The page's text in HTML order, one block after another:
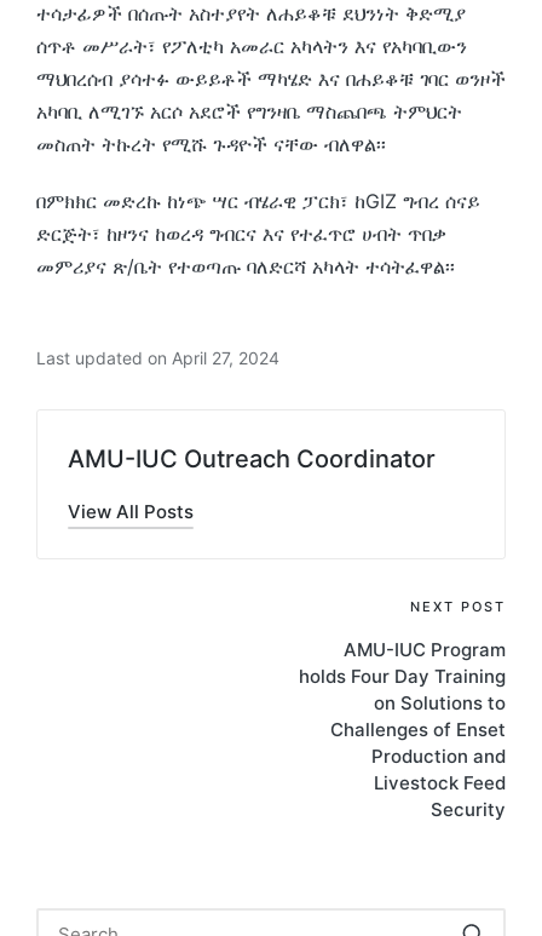
ተሳታፊዎች በሰጡት አስተያየት ለሐይቆቹ ደህንነት ቅድሚያ
ሰጥቶ መሥራት፣ የፖለቲካ አመራር አካላትን እና የአካባቢውን
ማህበረሰብ ያሳተፉ ውይይቶች ማካሄድ እና በሐይቆቹ ገባር ወንዞች
አካባቢ ለሚገኙ አርሶ አደሮች የግንዛቤ ማስጨበጫ ትምህርት
መስጠት ትኩረት የሚሹ ጉዳዮች ናቸው ብለዋል፡፡
በምክክር መድረኩ ከነጭ ሣር ብሄራዊ ፓርክ፣ ከGIZ ግብረ ሰናይ
ድርጅት፣ ከዞንና ከወረዳ ግብርና እና የተፈጥሮ ሀብት ጥበቃ
መምሪያና ጽ/ቤት የተወጣጡ ባለድርሻ አካላት ተሳትፈዋል፡፡
Last updated on April 27, 2024
AMU-IUC Outreach Coordinator
View All Posts
NEXT POST
AMU-IUC Program
holds Four Day Training
on Solutions to
Challenges of Enset
Production and
Livestock Feed
Security